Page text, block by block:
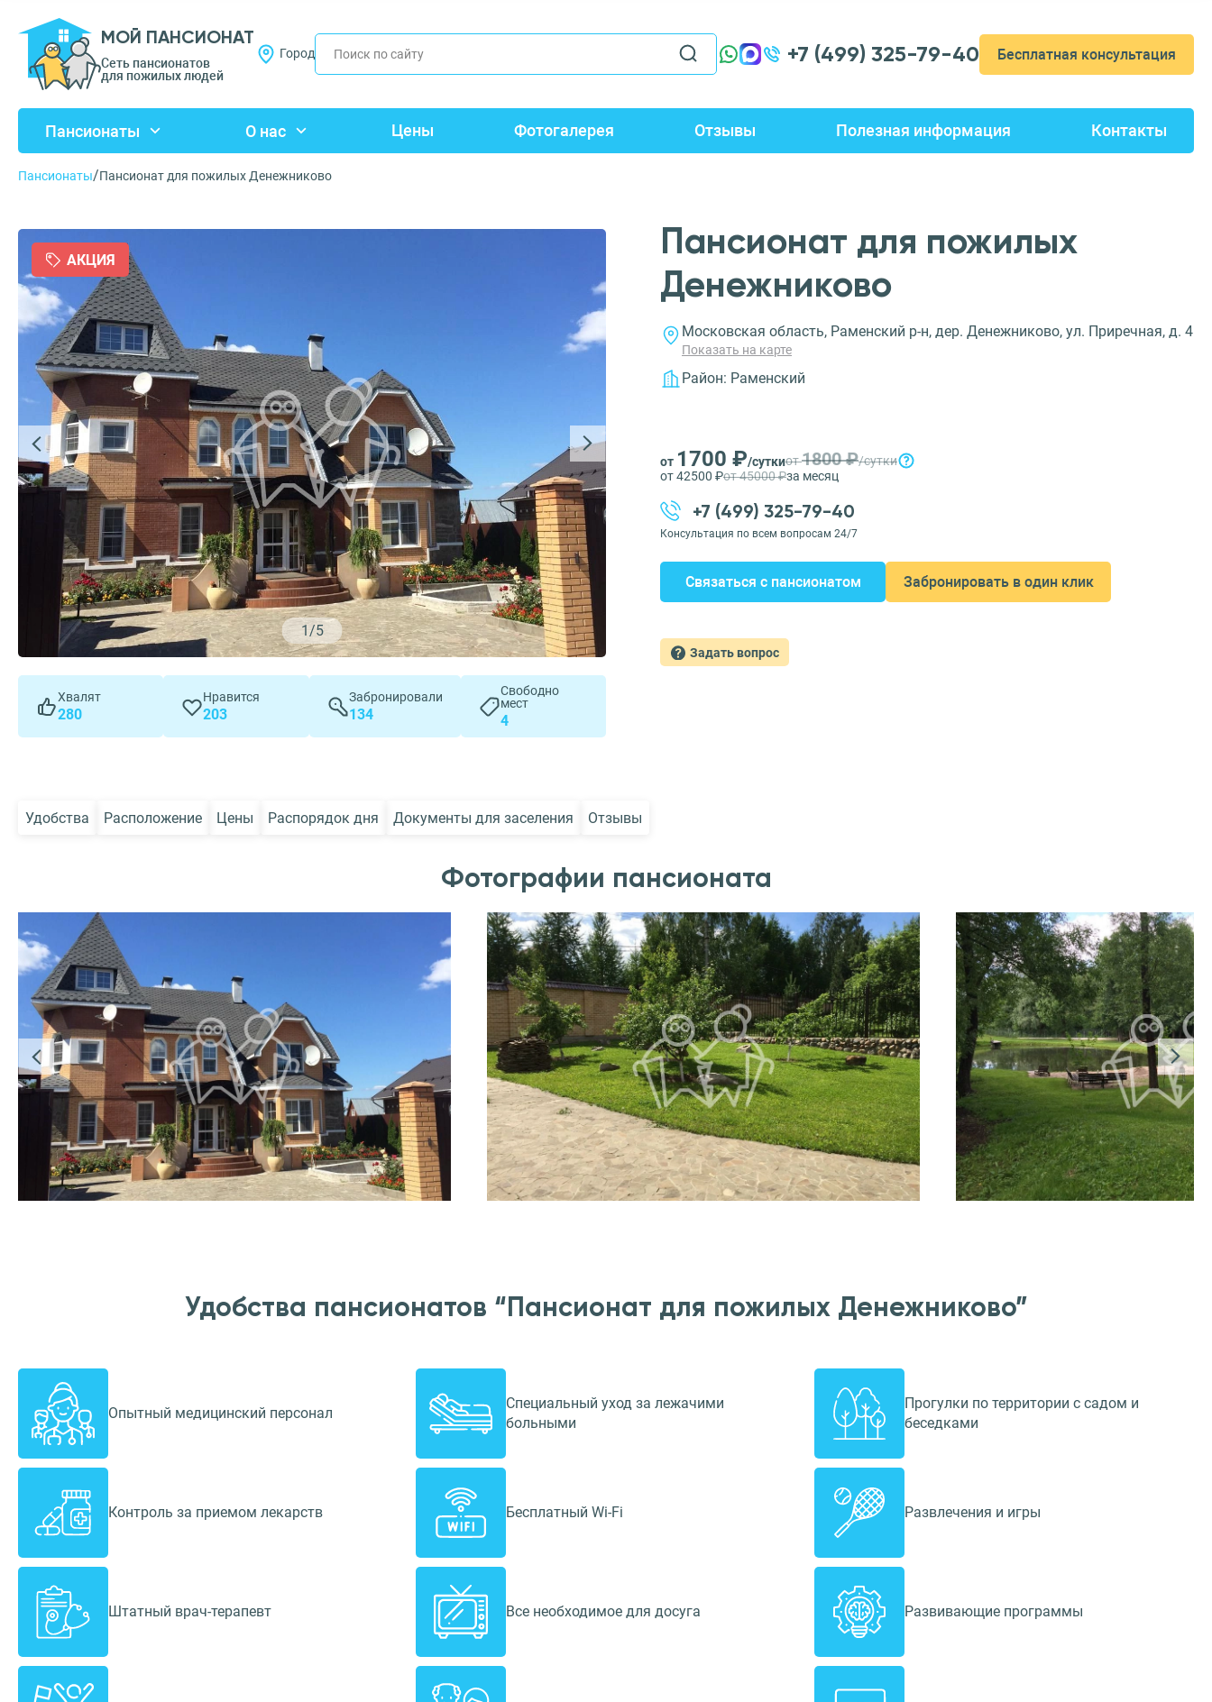
МОЙ ПАНСИОНАТ
Сеть пансионатов
для пожилых людей
Город +7 (499) 325-79-40 Бесплатная консультация
Пансионаты О нас Цены Фотогалерея Отзывы Полезная информация Контакты
Пансионаты/Пансионат для пожилых Денежниково
1/5
АКЦИЯ
Хвалят
280
Нравится
203
Забронировали
134
Свободно
мест
4
Пансионат для пожилых
Денежниково
Московская область, Раменский р-н, дер. Денежниково, ул. Приречная, д. 4
Показать на карте
Район: Раменский
от 1700 ₽/суткиот1800 ₽/сутки
от 42500 ₽от 45000 ₽за месяц
+7 (499) 325-79-40
Консультация по всем вопросам 24/7
Связаться с пансионатом Забронировать в один клик
Задать вопрос
Удобства Расположение Цены Распорядок дня Документы для заселения Отзывы
Фотографии пансионата
Удобства пансионатов “Пансионат для пожилых Денежниково”
Опытный медицинский персонал
Специальный уход за лежачими
больными
Прогулки по территории с садом и
беседками
Контроль за приемом лекарств Бесплатный Wi-Fi Развлечения и игры
Штатный врач-терапевт Все необходимое для досуга Развивающие программы